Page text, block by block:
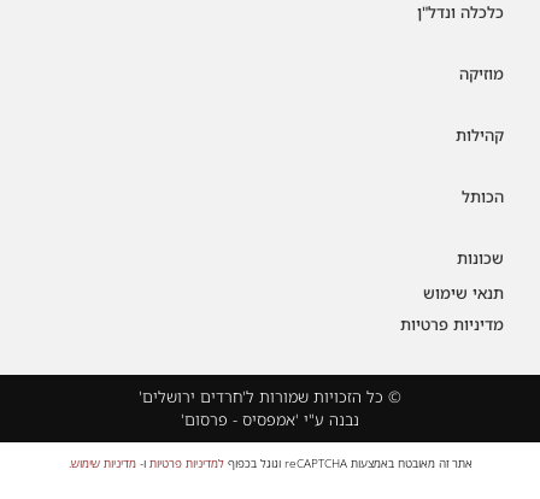
כלכלה ונדל"ן
מוזיקה
קהילות
הכותל
שכונות
תנאי שימוש
מדיניות פרטיות
© כל הזכויות שמורות ל'חרדים ירושלים'
נבנה ע"י 'אמפסיס - פרסום'
אתר זה מאובטח באמצעות reCAPTCHA וגוגל בכפוף למדיניות פרטיות ו-מדיניות שימוש.